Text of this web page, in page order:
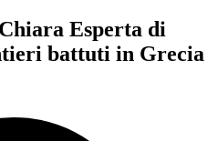
Esperta di
battuti in Grecia